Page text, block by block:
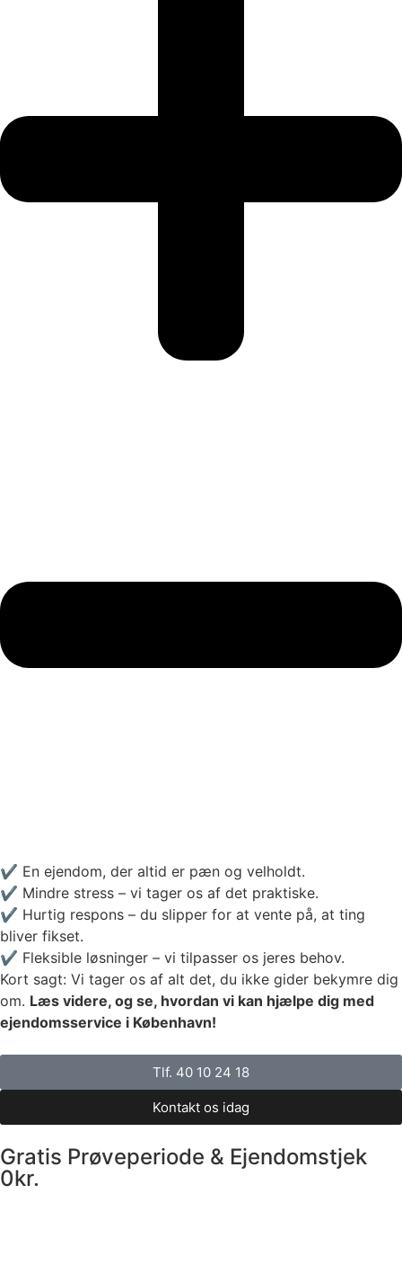
✔️ En ejendom, der altid er pæn og velholdt.
✔️ Mindre stress – vi tager os af det praktiske.
✔️ Hurtig respons – du slipper for at vente på, at ting
bliver fikset.
✔️ Fleksible løsninger – vi tilpasser os jeres behov.
Kort sagt: Vi tager os af alt det, du ikke gider bekymre dig
om. Læs videre, og se, hvordan vi kan hjælpe dig med
ejendomsservice i København!
Tlf. 40 10 24 18
Kontakt os idag
Gratis Prøveperiode & Ejendomstjek
0kr.